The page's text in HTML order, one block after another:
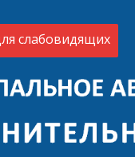
слабовидящих